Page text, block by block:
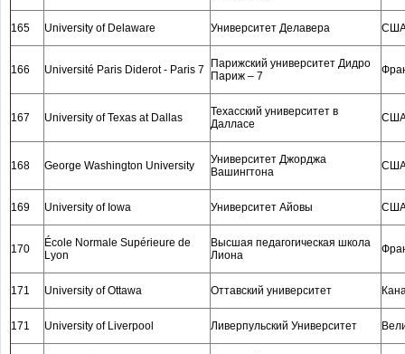
165 University of Delaware Университет Делавера
166 Université Paris Diderot - Paris 7
Парижский университет Дидро
Париж – 7
167 University of Texas at Dallas
Техасский университет в
Далласе
168 George Washington University
Университет Джорджа
Вашингтона
169 University of Iowa Университет Айовы
170
École Normale Supérieure de
Lyon
Высшая педагогическая школа
Лиона
171 University of Ottawa Оттавский университет
171 University of Liverpool Ливерпульский Университет